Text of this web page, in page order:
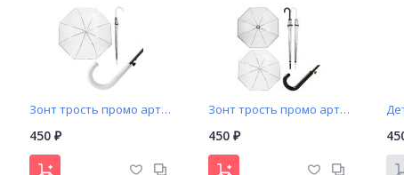
Зонт трость промо арт. L17 прозрачный купол с чёрной окантовкой
450 ₽
Зонт трость промо арт. L18 прозрачный купол два цвета ручки
450 ₽